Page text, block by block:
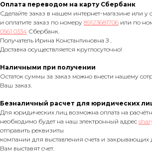
Оплата переводом на карту Сбербанк
Сделайте заказ в нашем интернет-магазине или у
и оплатите заказ по номеру 89123681706 или по
0561 0334 Сбербанк.
Получатель Ирина Константиновна З .
Доставка осуществляется круглосуточно!
Наличными при получении
Остаток суммы за заказ можно внести нашему
Ваш заказ.
Безналичный расчет для юридических
Для юридических лиц возможна оплата на
необходимо будет на наш электронный адрес
отправить реквизиты
компании для выставления счета и закрывающих
Вам выставят счет.